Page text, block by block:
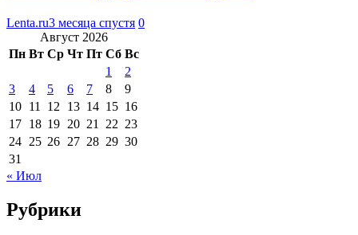
Lenta.ru3 месяца спустя 0
Август 2026
Пн Вт Ср Чт Пт Сб Вс
1
2
3
4 5 6 7 8
9
10 11 12 13 14 15 16
17 18 19 20 21 22 23
24 25 26 27 28 29 30
31
« Июл
Рубрики